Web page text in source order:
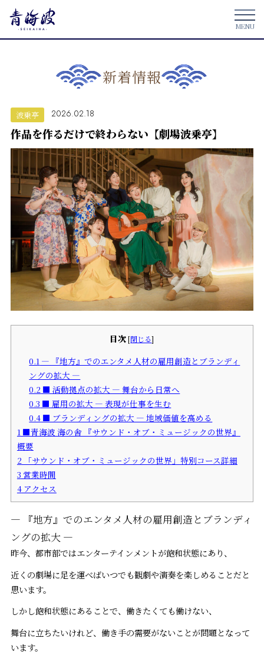
新着情報
波乗亭 2026.02.18
作品を作るだけで終わらない【劇場波乗亭】
目次[閉じる]
0.1 ― 『地方』でのエンタメ人材の雇用創造とブランディ
ングの拡大 ―
0.2 ■ 活動拠点の拡大 ― 舞台から日常へ
0.3 ■ 雇用の拡大 ― 表現が仕事を生む
0.4 ■ ブランディングの拡大 ― 地域価値を高める
1 ■青海波 海の舎 『サウンド・オブ・ミュージックの世界』
概要
2 「サウンド・オブ・ミュージックの世界」特別コース詳細
3 営業時間
4アクセス
― 『地方』でのエンタメ人材の雇用創造とブランディ
ングの拡大 ―
昨今、都市部ではエンターテインメントが飽和状態にあり、
近くの劇場に足を運べばいつでも観劇や演奏を楽しめることだと
思います。
しかし飽和状態にあることで、働きたくても働けない、
舞台に立ちたいけれど、働き手の需要がないことが問題となって
います。